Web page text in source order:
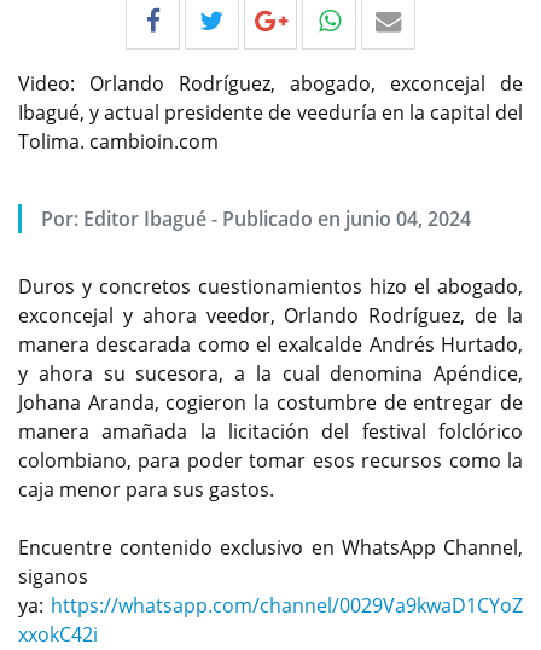
Video: Orlando Rodríguez, abogado, exconcejal de
Ibagué, y actual presidente de veeduría en la capital del
Tolima. cambioin.com
Por: Editor Ibagué- Publicado en junio 04, 2024
Duros y concretos cuestionamientos hizo el abogado,
exconcejal y ahora veedor, Orlando Rodríguez, de la
manera descarada como el exalcalde Andrés Hurtado,
y ahora su sucesora, a la cual denomina Apéndice,
Johana Aranda, cogieron la costumbre de entregar de
manera amañada la licitación del festival folclórico
colombiano, para poder tomar esos recursos como la
caja menor para sus gastos.
Encuentre contenido exclusivo en WhatsApp Channel,
siganos
ya: https://whatsapp.com/channel/0029Va9kwaD1CYoZ
xxokC42i